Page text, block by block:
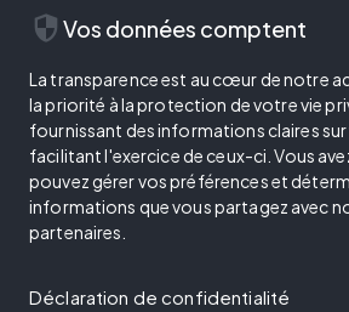
security Vos données comptent
La transparence est au cœur de notre
la priorité à la protection de votre vie
fournissant des informations claires
facilitant l'exercice de ceux-ci. Vous
pouvez gérer vos préférences et
informations que vous partagez avec
partenaires.
Déclaration de confidentialité